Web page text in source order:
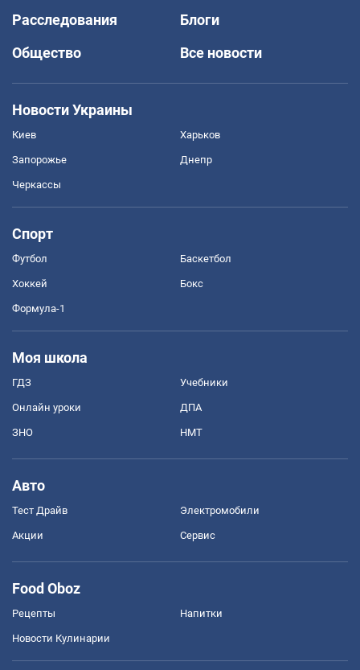
Расследования
Блоги
Общество
Все новости
Новости Украины
Киев Харьков
Запорожье Днепр
Черкассы
Спорт
Футбол Баскетбол
Хоккей Бокс
Формула-1
Моя школа
ГДЗ Учебники
Онлайн уроки ДПА
ЗНО НМТ
Авто
Тест Драйв Электромобили
Акции Сервис
Food Oboz
Рецепты Напитки
Новости Кулинарии